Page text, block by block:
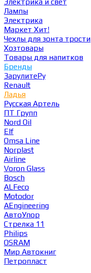
Лампы
Электрика
Маркет Хит!
Чехлы для зонта трости
Хозтовары
Товары для напитков
Бренды
ЗарулитеРу
Renault
Ладья
Русская Артель
ПТ Групп
Nord Oil
Elf
Omsa Line
Norplast
Airline
Voron Glass
Bosch
ALFeco
Motodor
AEngineering
АвтоУпор
Стрелка 11
Philips
OSRAM
Мир Автокниг
Петропласт